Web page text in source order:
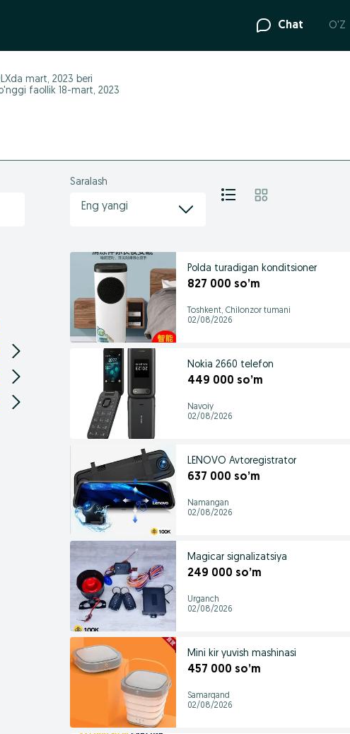
Chat O'Z
mart, 2023 beri
faollik 18-mart, 2023
Saralash
Eng yangi
Polda turadigan konditsioner
827 000 so’m
Toshkent, Chilonzor tumani
02/08/2026
Nokia 2660 telefon
449 000 so’m
Navoiy
02/08/2026
LENOVO Avtoregistrator
637 000 so’m
Namangan
02/08/2026
Magicar signalizatsiya
249 000 so’m
Urganch
02/08/2026
Mini kir yuvish mashinasi
457 000 so’m
Samarqand
02/08/2026